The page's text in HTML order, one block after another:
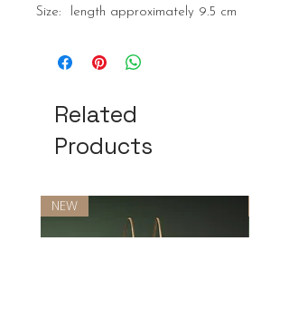
Size: length approximately 9.5 cm
Related
Products
NEW